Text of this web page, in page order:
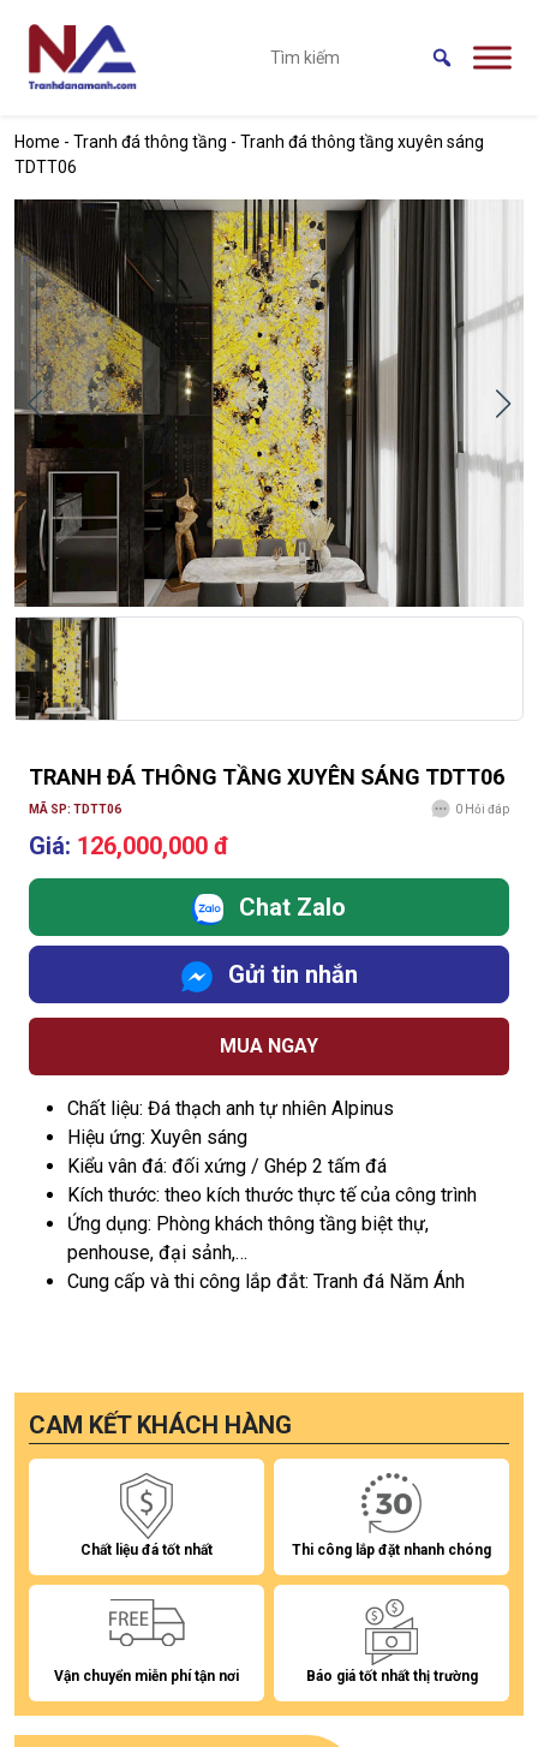
Home - Tranh đá thông tầng - Tranh đá thông tầng xuyên sáng
TDTT06
TRANH ĐÁ THÔNG TẦNG XUYÊN SÁNG TDTT06
MÃ SP: TDTT06 0 Hỏi đáp
Giá: 126,000,000 đ
Chat Zalo
Gửi tin nhắn
MUA NGAY
Chất liệu: Đá thạch anh tự nhiên Alpinus
Hiệu ứng: Xuyên sáng
Kiểu vân đá: đối xứng / Ghép 2 tấm đá
Kích thước: theo kích thước thực tế của công trình
Ứng dụng: Phòng khách thông tầng biệt thự,
penhouse, đại sảnh,…
Cung cấp và thi công lắp đắt: Tranh đá Năm Ánh
CAM KẾT KHÁCH HÀNG
Chất liệu đá tốt nhất Thi công lắp đặt nhanh chóng
Vận chuyển miễn phí tận nơi Báo giá tốt nhất thị trường